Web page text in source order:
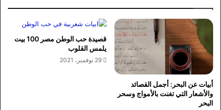
أبيات عن البحر: أجمل القصائد
والأشعار التي تغنت بالأمواج وسحر
البحر
قصيدة حب الوطن مصر 100 بيت
يلمس القلوب
29 نوفمبر، 2021